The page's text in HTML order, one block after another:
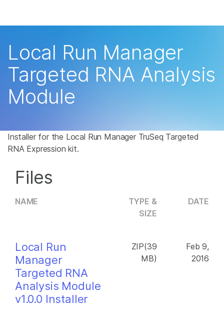
学习
推荐内容链接
Local Run Manager
Targeted RNA Analysis
Module
Installer for the Local Run Manager TruSeq Targeted
RNA Expression kit.
Files
NAME
TYPE &
SIZE
DATE
Local Run
Manager
Targeted RNA
Analysis Module
v1.0.0 Installer
ZIP(39
MB)
Feb 9,
2016
癌症研究
微生物学
农业基因组学
复杂疾病
临床肿瘤学
生殖健康
遗传病和罕见病